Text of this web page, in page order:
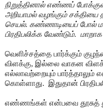
நிறுத்தினால் எண்ணப்
அறியாமல் வழங்கும் சக்தியை
செயல். கண்ணாடியைப் போல்
பிரதிபலிக்க வேண்டும்.
வெளிச்சத்தை பார்க்கும்
விளக்கு, இல்லை வாகன
எல்லாவற்றையும் பார்த்தாலும்
கொள்ளாது. இதுதான்
எண்ணங்கள் என்பவை தூசுத்